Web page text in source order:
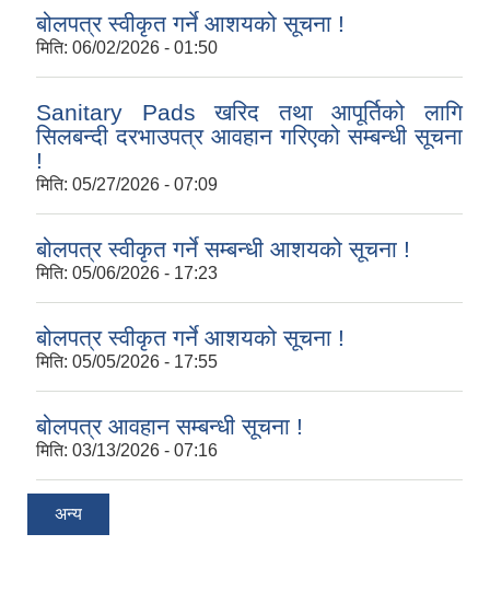
बोलपत्र स्वीकृत गर्ने आशयको सूचना !
मिति: 06/02/2026 - 01:50
Sanitary Pads खरिद तथा आपूर्तिको लागि
सिलबन्दी दरभाउपत्र आवहान गरिएको सम्बन्धी सूचना
!
मिति: 05/27/2026 - 07:09
बोलपत्र स्वीकृत गर्ने सम्बन्धी आशयको सूचना !
मिति: 05/06/2026 - 17:23
बोलपत्र स्वीकृत गर्ने आशयको सूचना !
मिति: 05/05/2026 - 17:55
बोलपत्र आवहान सम्बन्धी सूचना !
मिति: 03/13/2026 - 07:16
अन्य